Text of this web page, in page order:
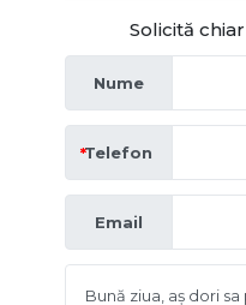
Solicită
Nume
Telefon
Email